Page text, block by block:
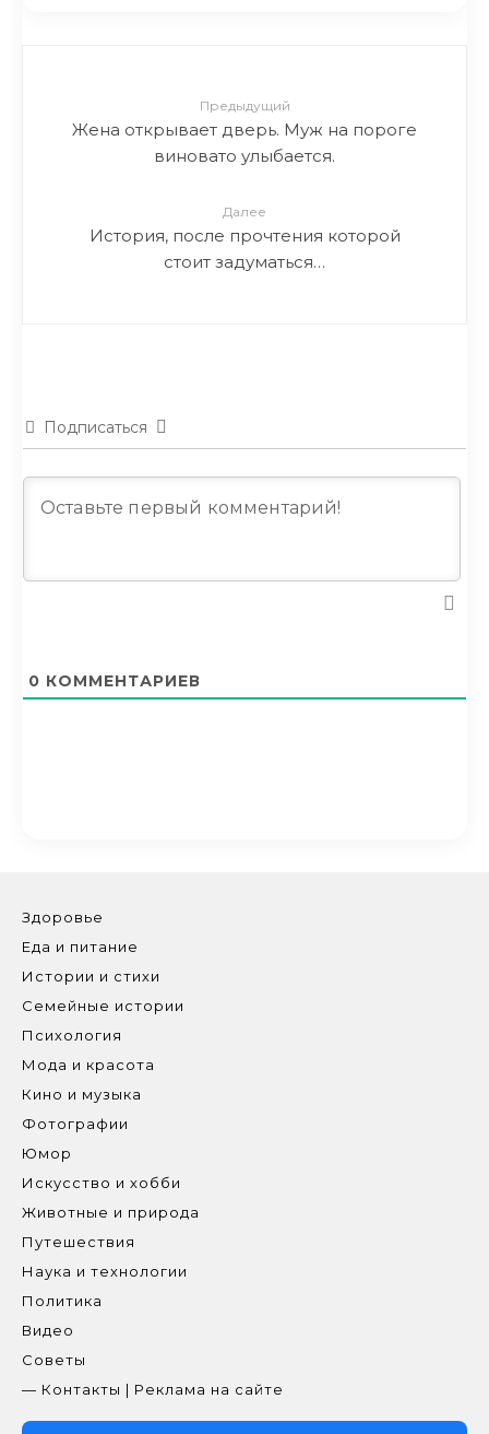
Предыдущий
Жена открывает дверь. Муж на пороге
виновато улыбается.
Далее
История, после прочтения которой
стоит задуматься…
Подписаться
0 КОММЕНТАРИЕВ
Здоровье
Еда и питание
Истории и стихи
Семейные истории
Психология
Мода и красота
Кино и музыка
Фотографии
Юмор
Искусство и хобби
Животные и природа
Путешествия
Наука и технологии
Политика
Видео
Советы
— Контакты | Реклама на сайте